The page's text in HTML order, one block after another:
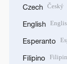
Czech Český
English
Esperanto
Filipino